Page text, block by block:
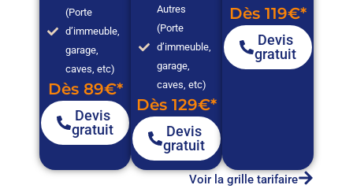
(Porte
d’immeuble,
garage,
caves, etc)
Dès 89€*
Devis
gratuit
Autres
(Porte
d’immeuble,
garage,
caves, etc)
Dès 129€*
Devis
gratuit
Dès 119€*
Devis
gratuit
Voir la grille tarifaire